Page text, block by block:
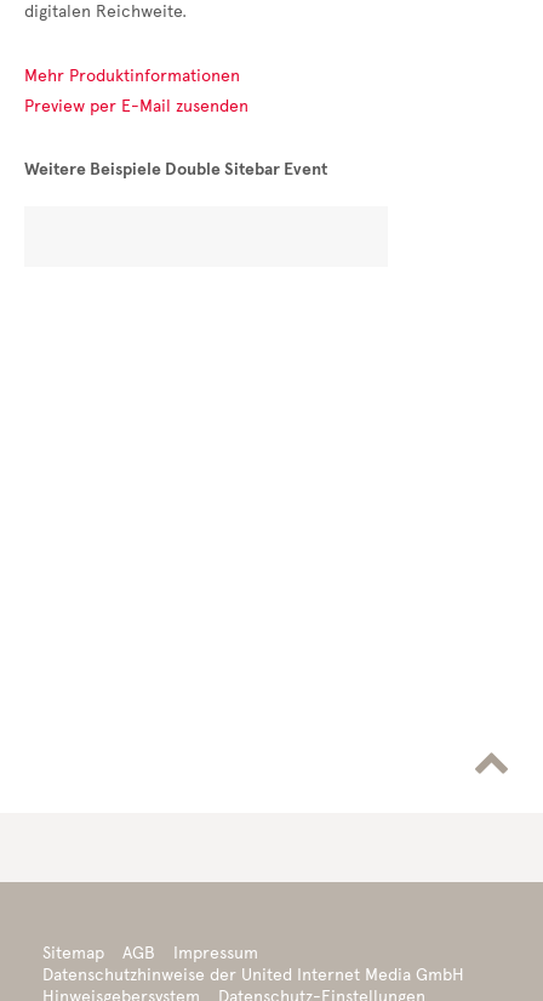
digitalen Reichweite.
Mehr Produktinformationen
Preview per E-Mail zusenden
Weitere Beispiele Double Sitebar Event

Sitemap AGB
Impressum
Datenschutzhinweise der United Internet Media GmbH
Hinweisgebersystem
Datenschutz-Einstellungen